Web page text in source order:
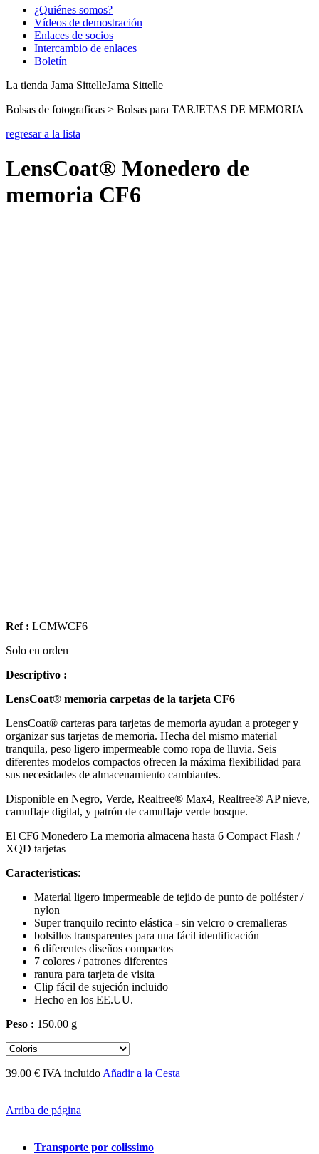
¿Quiénes somos?
Vídeos de demostración
Enlaces de socios
Intercambio de enlaces
Boletín
La tienda Jama SittelleJama Sittelle
Bolsas de fotograficas > Bolsas para TARJETAS DE MEMORIA
regresar a la lista
LensCoat® Monedero de
memoria CF6
Ref : LCMWCF6
Solo en orden
Descriptivo :
LensCoat® memoria carpetas de la tarjeta CF6
LensCoat® carteras para tarjetas de memoria ayudan a proteger y
organizar sus tarjetas de memoria. Hecha del mismo material
tranquila, peso ligero impermeable como ropa de lluvia. Seis
diferentes modelos compactos ofrecen la máxima flexibilidad para
sus necesidades de almacenamiento cambiantes.
Disponible en Negro, Verde, Realtree® Max4, Realtree® AP nieve,
camuflaje digital, y patrón de camuflaje verde bosque.
El CF6 Monedero La memoria almacena hasta 6 Compact Flash /
XQD tarjetas
Caracteristicas:
Material ligero impermeable de tejido de punto de poliéster /
nylon
Super tranquilo recinto elástica - sin velcro o cremalleras
bolsillos transparentes para una fácil identificación
6 diferentes diseños compactos
7 colores / patrones diferentes
ranura para tarjeta de visita
Clip fácil de sujeción incluido
Hecho en los EE.UU.
Peso : 150.00 g
39.00 € IVA incluido Añadir a la Cesta
Arriba de página
Transporte por colissimo